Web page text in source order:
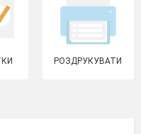
РОЗДРУКУВАТИ